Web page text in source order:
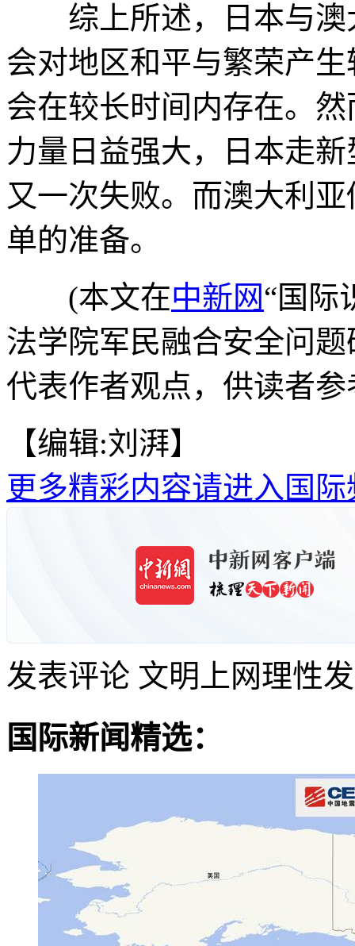
综上所述，日本与澳
会对地区和平与繁荣产
会在较长时间内存在。
力量日益强大，日本走
又一次失败。而澳大利
单的准备。
(本文在中新网“国际
法学院军民融合安全问
代表作者观点，供读者参
【编辑:刘湃】
更多精彩内容请进入国际
发表评论 文明上网理性
国际新闻精选：